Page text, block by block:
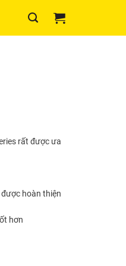
rất được ưa
hoàn thiện
hơn